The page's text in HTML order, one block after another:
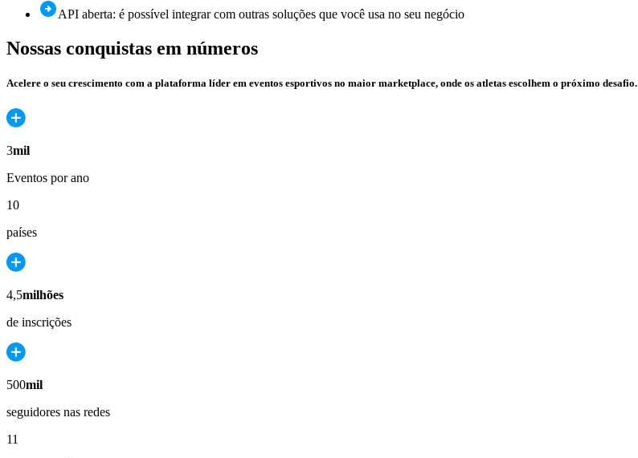
API aberta: é possível integrar com outras soluções que você usa no seu negócio
Nossas conquistas em números
Acelere o seu crescimento com a plataforma líder em eventos esportivos no maior marketplace, onde os atletas escolhem o próximo desafio.
3mil
Eventos por ano
10
países
4,5milhões
de inscrições
500mil
seguidores nas redes
11